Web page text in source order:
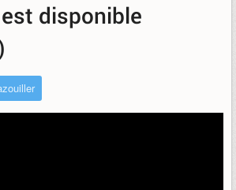
disponible